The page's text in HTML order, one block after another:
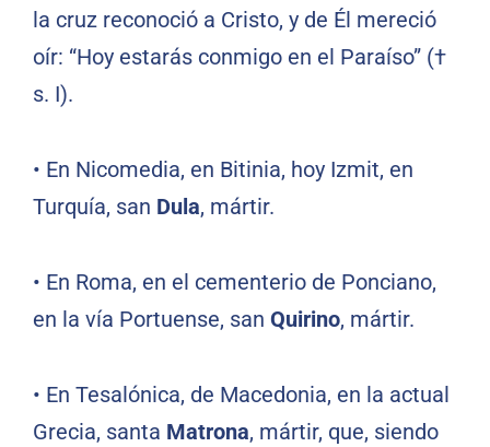
la cruz reconoció a Cristo, y de Él mereció
oír: “Hoy estarás conmigo en el Paraíso” (†
s. I).
• En Nicomedia, en Bitinia, hoy Izmit, en
Turquía, san Dula, mártir.
• En Roma, en el cementerio de Ponciano,
en la vía Portuense, san Quirino, mártir.
• En Tesalónica, de Macedonia, en la actual
Grecia, santa Matrona, mártir, que, siendo